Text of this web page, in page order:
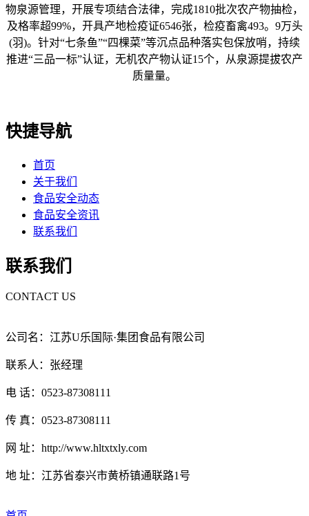
物泉源管理，开展专项结合法律，完成1810批次农产物抽检，
及格率超99%，开具产地检疫证6546张，检疫畜禽493。9万头
(羽)。针对“七条鱼”“四棵菜”等沉点品种落实包保放哨，持续
推进“三品一标”认证，无机农产物认证15个，从泉源提拔农产
质量量。
快捷导航
首页
关于我们
食品安全动态
食品安全资讯
联系我们
联系我们
CONTACT US
公司名：江苏U乐国际·集团食品有限公司
联系人：张经理
电 话：0523-87308111
传 真：0523-87308111
网 址：http://www.hltxtxly.com
地 址：江苏省泰兴市黄桥镇通联路1号